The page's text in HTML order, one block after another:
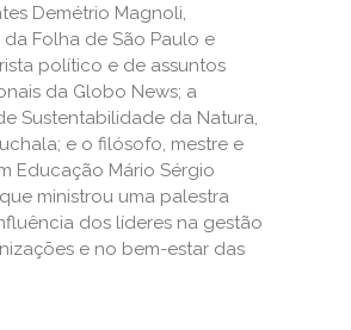
Demétrio Magnoli,
Folha de São Paulo e
político e de assuntos
da Globo News; a
Sustentabilidade da Natura,
e o filósofo, mestre e
Educação Mário Sérgio
ministrou uma palestra
dos líderes na gestão
e no bem-estar das